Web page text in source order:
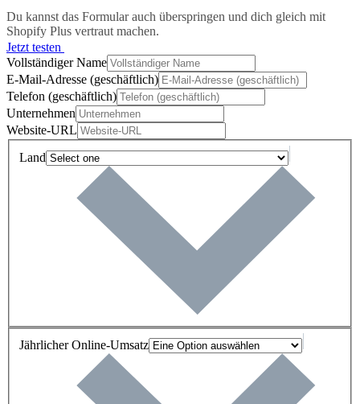
Du kannst das Formular auch überspringen und dich gleich mit
Shopify Plus vertraut machen.
Jetzt testen
Vollständiger Name
E-Mail-Adresse (geschäftlich)
Telefon (geschäftlich)
Unternehmen
Website-URL
Land
Jährlicher Online-Umsatz